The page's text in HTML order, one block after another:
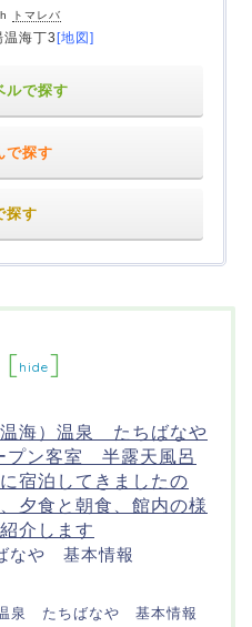
トマレバ
温海丁3 [地図]
ルで探す
で探す
探す
[hide]
海）温泉 たちばなや
プン客室 半露天風呂
宿泊してきましたの
夕食と朝食、館内の様
介します
なや 基本情報
泉 たちばなや 基本情報